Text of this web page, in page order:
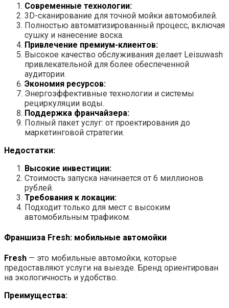
Современные технологии:
3D-сканирование для точной мойки автомобилей.
Полностью автоматизированный процесс, включая
сушку и нанесение воска.
Привлечение премиум-клиентов:
Высокое качество обслуживания делает Leisuwash
привлекательной для более обеспеченной
аудитории.
Экономия ресурсов:
Энергоэффективные технологии и системы
рециркуляции воды.
Поддержка франчайзера:
Полный пакет услуг: от проектирования до
маркетинговой стратегии.
Недостатки:
Высокие инвестиции:
Стоимость запуска начинается от 6 миллионов
рублей.
Требования к локации:
Подходит только для мест с высоким
автомобильным трафиком.
Франшиза Fresh: мобильные автомойки
Fresh — это мобильные автомойки, которые
предоставляют услуги на выезде. Бренд ориентирован
на экологичность и удобство.
Преимущества: